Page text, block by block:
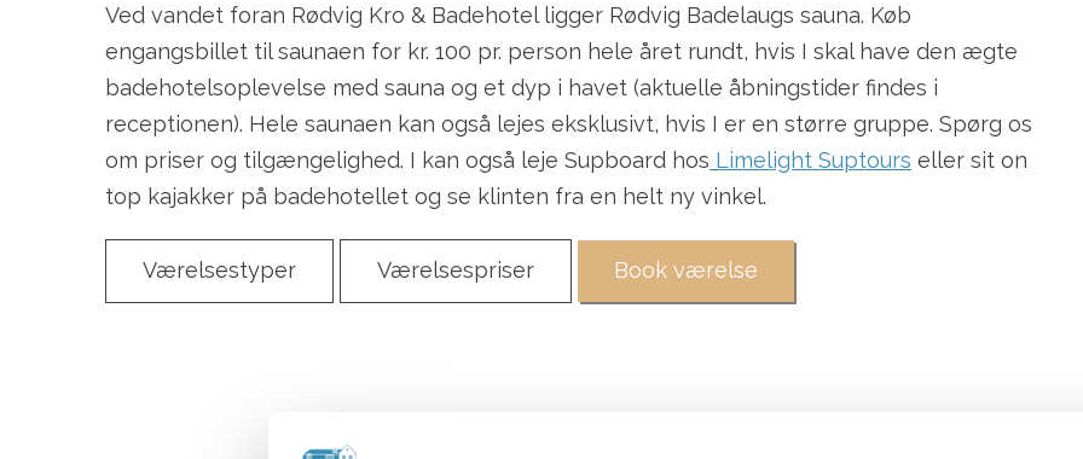
Ved vandet foran Rødvig Kro & Badehotel ligger Rødvig Badelaugs sauna. Køb
engangsbillet til saunaen for kr. 100 pr. person hele året rundt, hvis I skal have den ægte
badehotelsoplevelse med sauna og et dyp i havet (aktuelle åbningstider findes i
receptionen). Hele saunaen kan også lejes eksklusivt, hvis I er en større gruppe. Spørg os
om priser og tilgængelighed. I kan også leje Supboard hos Limelight Suptours eller sit on
top kajakker på badehotellet og se klinten fra en helt ny vinkel.
Værelsestyper Værelsespriser Book værelse